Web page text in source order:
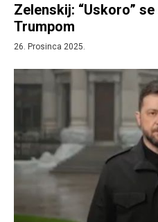
Zelenskij: “Uskoro”
Trumpom
26. Prosinca 2025.